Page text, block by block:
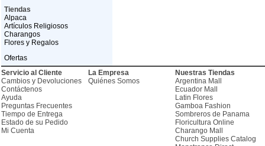
Tiendas
Alpaca
Artículos Religiosos
Charangos
Flores y Regalos
Ofertas
Servicio al Cliente
Cambios y Devoluciones
Contáctenos
Ayuda
Preguntas Frecuentes
Tiempo de Entrega
Estado de su Pedido
Mi Cuenta
La Empresa
Quiénes Somos
Nuestras Tiendas
Argentina Mall
Ecuador Mall
Latin Flores
Gamboa Fashion
Sombreros de Panama
Floricultura Online
Charango Mall
Church Supplies Catalog